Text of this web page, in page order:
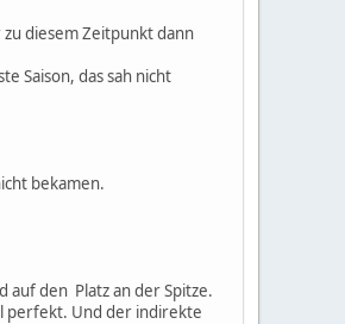
diesem Zeitpunkt dann
Saison, das sah nicht
bekamen.
auf den Platz an der Spitze.
perfekt. Und der indirekte